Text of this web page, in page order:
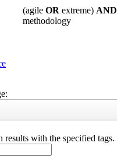
(agile OR extreme) AND
methodology
results with the specified tags.